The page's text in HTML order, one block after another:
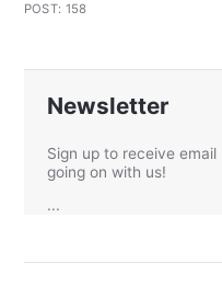
POST: 158
Newsletter
Sign up to receive
going on with us!
...